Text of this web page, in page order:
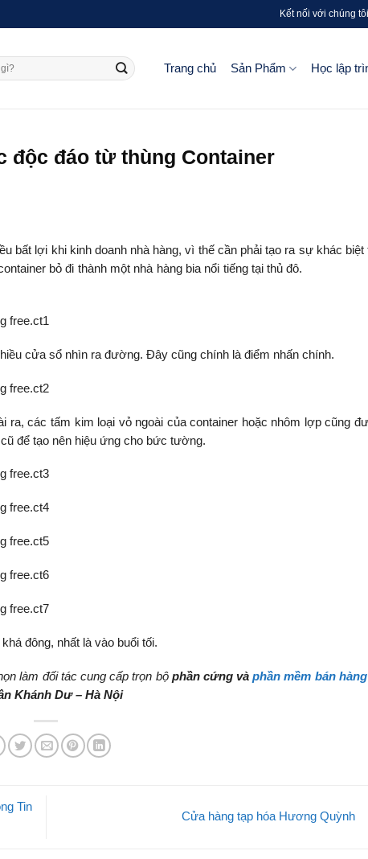
Kết nối với chúng tôi
Trang chủ Sản Phẩm Học lập
độc đáo từ thùng Container
bất lợi khi kinh doanh nhà hàng, vì thế cần phải tạo ra sự khác biệt
bỏ đi thành một nhà hàng bia nổi tiếng tại thủ đô.
cửa sổ nhìn ra đường. Đây cũng chính là điểm nhấn chính.
các tấm kim loại vỏ ngoài của container hoặc nhôm lợp cũng
để tạo nên hiệu ứng cho bức tường.
đông, nhất là vào buổi tối.
làm đối tác cung cấp trọn bộ phần cứng vàphần mềm bán
Khánh Dư – Hà Nội
Tin
Cửa hàng tạp hóa Hương Quỳnh